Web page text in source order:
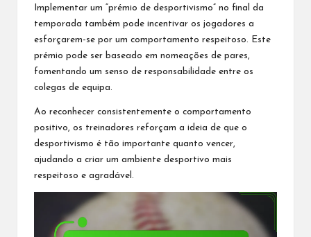
Implementar um “prémio de desportivismo” no final da
temporada também pode incentivar os jogadores a
esforçarem-se por um comportamento respeitoso. Este
prémio pode ser baseado em nomeações de pares,
fomentando um senso de responsabilidade entre os
colegas de equipa.
Ao reconhecer consistentemente o comportamento
positivo, os treinadores reforçam a ideia de que o
desportivismo é tão importante quanto vencer,
ajudando a criar um ambiente desportivo mais
respeitoso e agradável.